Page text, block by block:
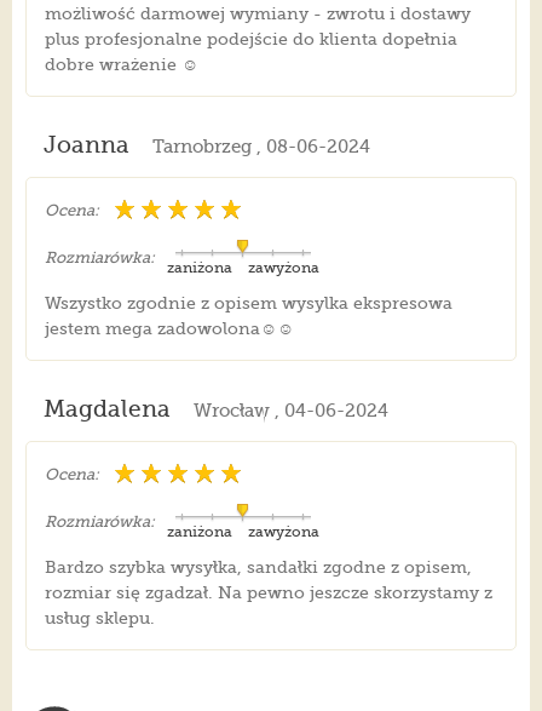
możliwość darmowej wymiany - zwrotu i dostawy
plus profesjonalne podejście do klienta dopełnia
dobre wrażenie ☺️
Joanna Tarnobrzeg , 08-06-2024
Ocena:
Rozmiarówka:
zawyżona
zaniżona
Wszystko zgodnie z opisem wysylka ekspresowa
jestem mega zadowolona☺️☺️
Magdalena Wrocław , 04-06-2024
Ocena:
Rozmiarówka:
zawyżona
zaniżona
Bardzo szybka wysyłka, sandałki zgodne z opisem,
rozmiar się zgadzał. Na pewno jeszcze skorzystamy z
usług sklepu.